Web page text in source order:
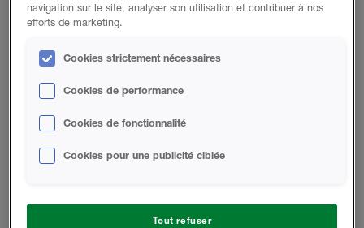
Durable
Expansion contrôlée
Qualité constante
navigation sur le site, analyser son utilisation et contribuer à nos
efforts de marketing.
Cookies strictement nécessaires
Cookies de performance
Cookies de fonctionnalité
Cookies pour une publicité ciblée
Tout refuser